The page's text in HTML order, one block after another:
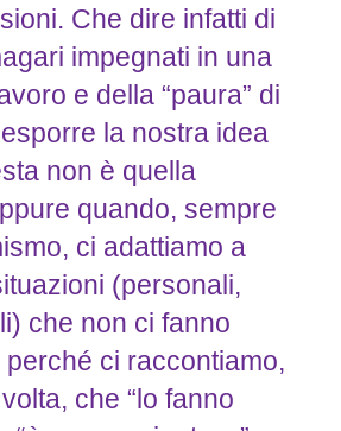
Che dire infatti di
impegnati in una
e della “paura” di
la nostra idea
non è quella
quando, sempre
ci adattiamo a
(personali,
che non ci fanno
ci raccontiamo,
che “lo fanno